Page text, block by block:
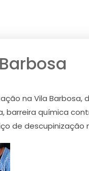
na Vila Barbosa,
barreira química
de descupinização